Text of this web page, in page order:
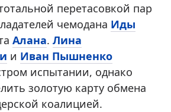
перетасовкой пар
чемодана Иды
Алана. Лина
и Иван Пышненко
испытании, однако
золотую карту обмена
коалицией.